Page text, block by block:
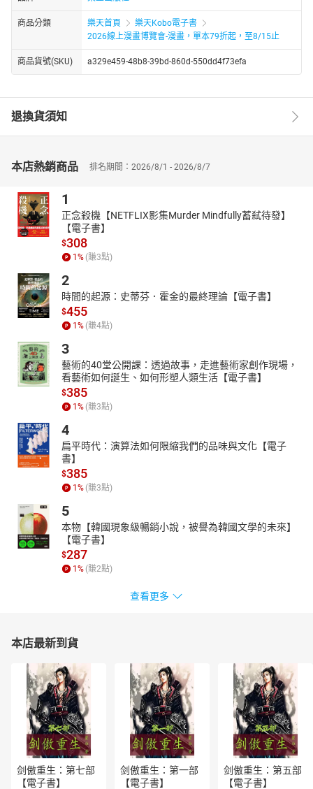
商品分類 樂天首頁
樂天Kobo電子書
2026線上漫畫博覽會-漫畫，單本79折起，至8/15止
商品貨號(SKU) a329e459-48b8-39bd-860d-550dd4f73efa
退換貨須知
本店熱銷商品 排名期間：2026/8/1 - 2026/8/7
1
正念殺機【NETFLIX影集Murder Mindfully蓄弒待發】
【電子書】
$308
1% (賺3點)
2
時間的起源：史蒂芬．霍金的最終理論【電子書】
$455
1% (賺4點)
3
藝術的40堂公開課：透過故事，走進藝術家創作現場，
看藝術如何誕生、如何形塑人類生活【電子書】
$385
1% (賺3點)
4
扁平時代：演算法如何限縮我們的品味與文化【電子
書】
$385
1% (賺3點)
5
本物【韓國現象級暢銷小說，被譽為韓國文學的未來】
【電子書】
$287
1% (賺2點)
查看更多
本店最新到貨
剑傲重生：第七部
【電子書】
剑傲重生：第一部
【電子書】
剑傲重生：第五部
【電子書】